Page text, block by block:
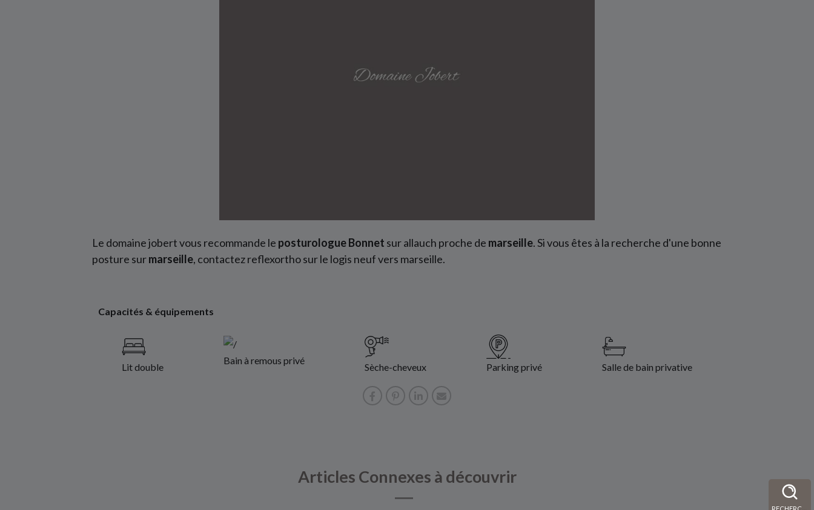
Le domaine jobert vous recommande le posturologue Bonnet sur allauch proche de marseille. Si vous êtes à la recherche d'une bonne
posture surmarseille, contactez reflexortho sur le logis neuf vers marseille.
Capacités & équipements
Lit double
Bain à remous privé
Sèche-cheveux Parking privé Salle de bain privative
Articles Connexes à découvrir